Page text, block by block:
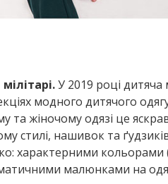
У 2019 році
модного дитячого
та жіночому одязі це
стилі, нашивок та
характерними кольорами
малюнками на